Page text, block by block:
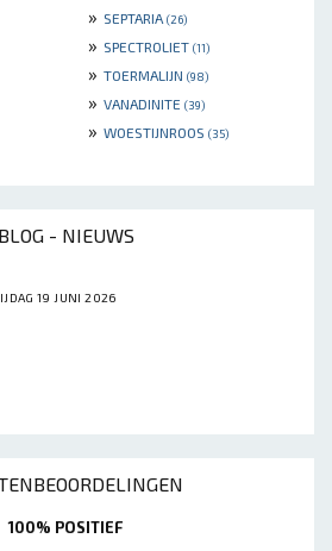
» SEPTARIA (26)
» SPECTROLIET (11)
» TOERMALIJN (98)
» VANADINITE (39)
» WOESTIJNROOS (35)
BLOG - NIEUWS
19 JUNI 2026
100% POSITIEF